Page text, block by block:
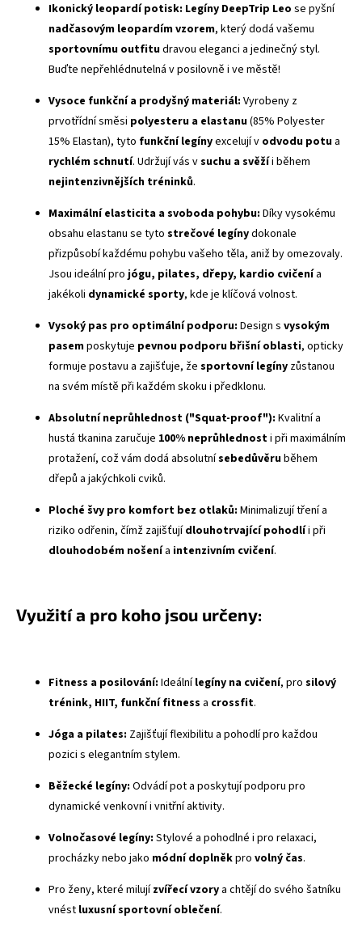
Ikonický leopardí potisk: Legíny DeepTrip Leo se pyšní
nadčasovým leopardím vzorem, který dodá vašemu
sportovnímu outfitudravou eleganci a jedinečný styl.
Buďte nepřehlédnutelná v posilovně i ve městě!
Vysoce funkční a prodyšný materiál: Vyrobeny z
prvotřídní směsi polyesteru a elastanu(85% Polyester
15% Elastan), tyto funkční legínyexcelují v odvodu potu a
rychlém schnutí. Udržují vás vsuchu a svěžíi během
nejintenzivnějších tréninků.
Maximální elasticita a svoboda pohybu: Díky vysokému
obsahu elastanu se tyto strečové legínydokonale
přizpůsobí každému pohybu vašeho těla, aniž by omezovaly.
Jsou ideální projógu, pilates, dřepy, kardio cvičenía
jakékoli dynamické sporty, kde je klíčová volnost.
Vysoký pas pro optimální podporu: Design s vysokým
pasemposkytuje pevnou podporu břišní oblasti, opticky
formuje postavu a zajišťuje, že sportovní legíny zůstanou
na svém místě při každém skoku i předklonu.
Absolutní neprůhlednost ("Squat-proof"): Kvalitní a
hustá tkanina zaručuje 100% neprůhlednosti při maximálním
protažení, což vám dodá absolutnísebedůvěruběhem
dřepů a jakýchkoli cviků.
Ploché švy pro komfort bez otlaků: Minimalizují tření a
riziko odřenin, čímž zajišťujídlouhotrvající pohodlíi při
dlouhodobém nošenía intenzivním cvičení.
Využití a pro koho jsou určeny:
Fitness a posilování: Ideálnílegíny na cvičení, pro silový
trénink, HIIT, funkční fitness a crossfit.
Jóga a pilates: Zajišťují flexibilitu a pohodlí pro každou
pozici s elegantním stylem.
Běžecké legíny: Odvádí pot a poskytují podporu pro
dynamické venkovní i vnitřní aktivity.
Volnočasové legíny: Stylové a pohodlné i pro relaxaci,
procházky nebo jako módní doplněkpro volný čas.
Pro ženy, které milujízvířecí vzory a chtějí do svého šatníku
vnést luxusní sportovní oblečení.